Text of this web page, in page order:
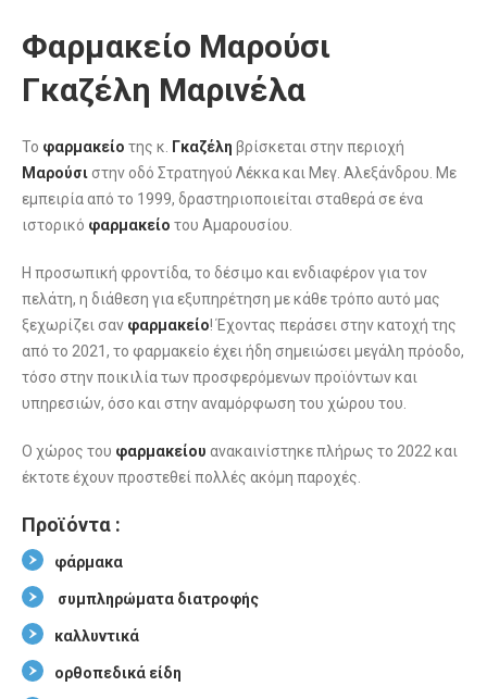
Φαρμακείο Μαρούσι
Γκαζέλη Μαρινέλα
Το φαρμακείο της κ. Γκαζέλη βρίσκεται στην περιοχή
Μαρούσι στην οδό Στρατηγού Λέκκα και Μεγ. Αλεξάνδρου. Με
εμπειρία από το 1999, δραστηριοποιείται σταθερά σε ένα
ιστορικό φαρμακείο του Αμαρουσίου.
Η προσωπική φροντίδα, το δέσιμο και ενδιαφέρον για τον
πελάτη, η διάθεση για εξυπηρέτηση με κάθε τρόπο αυτό μας
ξεχωρίζει σαν φαρμακείο! Έχοντας περάσει στην κατοχή της
από το 2021, το φαρμακείο έχει ήδη σημειώσει μεγάλη πρόοδο,
τόσο στην ποικιλία των προσφερόμενων προϊόντων και
υπηρεσιών, όσο και στην αναμόρφωση του χώρου του.
Ο χώρος του φαρμακείου ανακαινίστηκε πλήρως το 2022 και
έκτοτε έχουν προστεθεί πολλές ακόμη παροχές.
Προϊόντα :
φάρμακα
συμπληρώματα διατροφής
καλλυντικά
ορθοπεδικά είδη